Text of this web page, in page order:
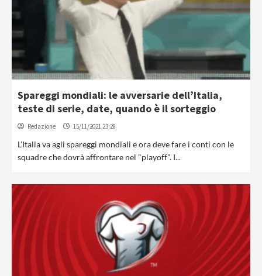
Spareggi mondiali: le avversarie dell’Italia,
teste di serie, date, quando è il sorteggio
Redazione 15/11/2021 23:28
L'Italia va agli spareggi mondiali e ora deve fare i conti con le
squadre che dovrà affrontare nel "playoff". I...